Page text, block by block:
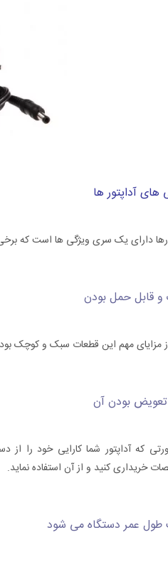
های آداپتور ها
دارای یک سری ویژگی ها است که
قابل حمل بودن
مزایای مهم این قطعات سبک و کوچک
تعویض بودن آن
که آداپتور شما کارایی خود را
خریداری کنید و از آن استفاده نماید.
طول عمر دستگاه می شود